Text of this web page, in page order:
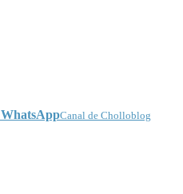
WhatsAppCanal de Cholloblog